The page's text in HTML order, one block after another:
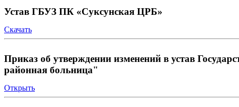
Устав ГБУЗ ПК «Суксунская ЦРБ»
Скачать
Приказ об утверждении изменений в устав
районная больница"
Открыть